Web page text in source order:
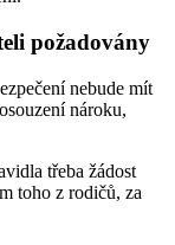
požadovány
nebude mít
nároku,
třeba žádost
toho z rodičů, za